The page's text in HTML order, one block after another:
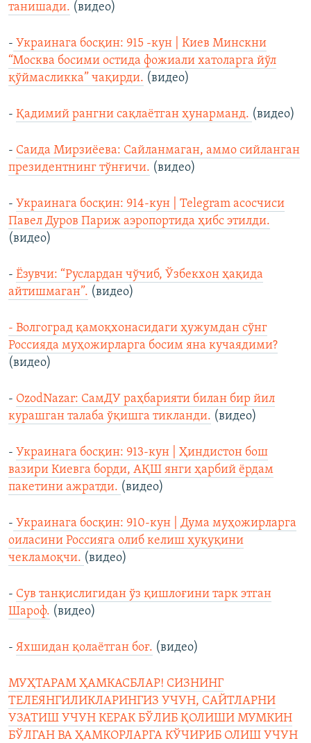
танишади. (видео)
- Украинага босқин: 915 -кун | Киев Минскни
“Москва босими остида фожиали хатоларга йўл
қўймасликка” чақирди. (видео)
- Қадимий рангни сақлаётган ҳунарманд. (видео)
- Саида Мирзиёева: Сайланмаган, аммо сийланган
президентнинг тўнғичи. (видео)
- Украинага босқин: 914-кун | Telegram асосчиси
Павел Дуров Париж аэропортида ҳибс этилди.
(видео)
- Ёзувчи: “Руслардан чўчиб, Ўзбекхон ҳақида
айтишмаган”. (видео)
- Волгоград қамоқхонасидаги ҳужумдан сўнг
Россияда муҳожирларга босим яна кучаядими?
(видео)
- OzodNazar: СамДУ раҳбарияти билан бир йил
курашган талаба ўқишга тикланди. (видео)
- Украинага босқин: 913-кун | Ҳиндистон бош
вазири Киевга борди, АҚШ янги ҳарбий ёрдам
пакетини ажратди. (видео)
- Украинага босқин: 910-кун | Дума муҳожирларга
оиласини Россияга олиб келиш ҳуқуқини
чекламоқчи. (видео)
- Сув танқислигидан ўз қишлоғини тарк этган
Шароф. (видео)
- Яхшидан қолаётган боғ. (видео)
МУҲТАРАМ ҲАМКАСБЛАР! СИЗНИНГ
ТЕЛЕЯНГИЛИКЛАРИНГИЗ УЧУН, САЙТЛАРНИ
УЗАТИШ УЧУН КЕРАК БЎЛИБ ҚОЛИШИ МУМКИН
БЎЛГАН ВА ҲАМКОРЛАРГА КЎЧИРИБ ОЛИШ УЧУН